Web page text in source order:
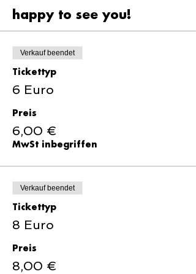
happy to see you!
Verkauf beendet
Tickettyp
6 Euro
Preis
6,00 €
MwSt inbegriffen
Verkauf beendet
Tickettyp
8 Euro
Preis
8,00 €